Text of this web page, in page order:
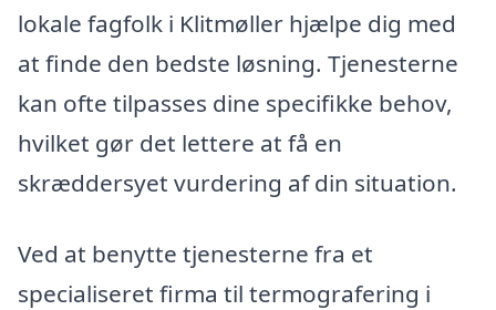
lokale fagfolk i Klitmøller hjælpe dig med
at finde den bedste løsning. Tjenesterne
kan ofte tilpasses dine specifikke behov,
hvilket gør det lettere at få en
skræddersyet vurdering af din situation.
Ved at benytte tjenesterne fra et
specialiseret firma til termografering i